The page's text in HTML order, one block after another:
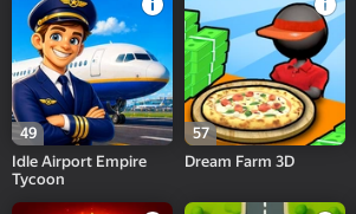
49
Idle Airport Empire
Tycoon
57
Dream Farm 3D